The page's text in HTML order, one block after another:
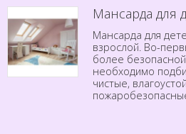
Мансарда для
Мансарда для
взрослой. Во-
более
необходимо
чистые,